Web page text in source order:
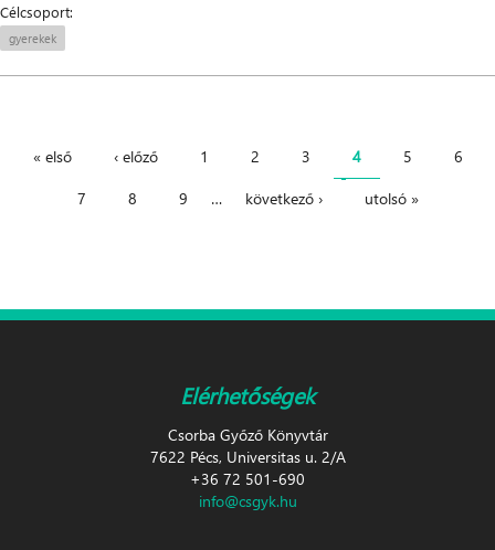
Célcsoport:
gyerekek
Oldalak
« első ‹ előző 1 2 3 4 5
6
7
8 9 … következő › utolsó »
Elérhetőségek
Csorba Győző Könyvtár
7622 Pécs, Universitas u. 2/A
+36 72 501-690
info@csgyk.hu